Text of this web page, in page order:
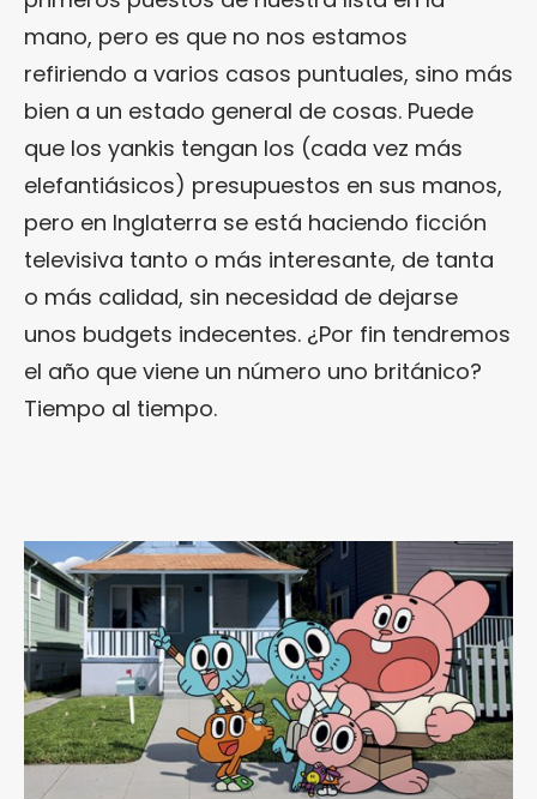
mano, pero es que no nos estamos
refiriendo a varios casos puntuales, sino más
bien a un estado general de cosas. Puede
que los yankis tengan los (cada vez más
elefantiásicos) presupuestos en sus manos,
pero en Inglaterra se está haciendo ficción
televisiva tanto o más interesante, de tanta
o más calidad, sin necesidad de dejarse
unos budgets indecentes. ¿Por fin tendremos
el año que viene un número uno británico?
Tiempo al tiempo.